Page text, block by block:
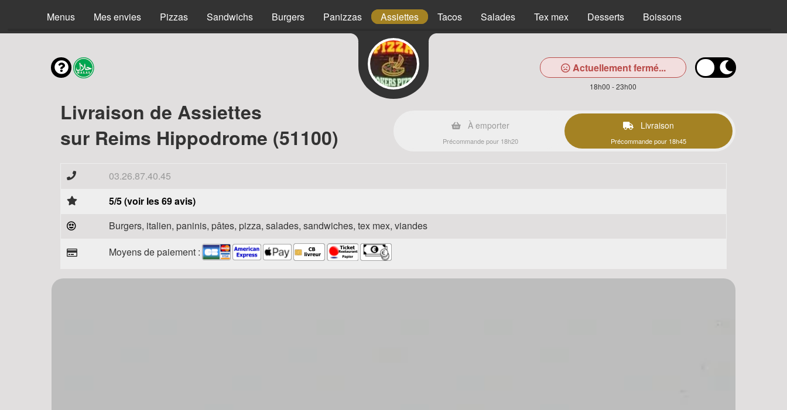
Menus Mes envies Pizzas Sandwichs Burgers Panizzas Assiettes Tacos Salades Tex mex Desserts Boissons
Actuellement fermé...
18h00 - 23h00
Livraison de Assiettes
sur Reims Hippodrome (51100)
À emporter
Précommande pour 18h20
Livraison
Précommande pour 18h45
03.26.87.40.45
5/5 (voir les 69 avis)
Burgers, italien, paninis, pâtes, pizza, salades, sandwiches, tex mex, viandes
Moyens de paiement :